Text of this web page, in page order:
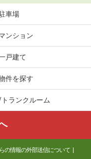
車場
ンション
戸建て
件を探す
ランクルーム
の情報の外部送信について